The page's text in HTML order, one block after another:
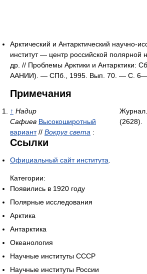
Арктический и Антарктический научно-
институт — центр российской полярной
др. // Проблемы Арктики и Антарктики:
ААНИИ). — СПб., 1995. Вып. 70. — С.
Примечания
↑ Надир
Сафиев Высокоширотный
вариант// Вокруг света :
(2628).
Ссылки
Официальный сайт института
Категории:
Появились в 1920 году
Полярные исследования
Арктика
Антарктика
Океанология
Научные институты СССР
Научные институты России